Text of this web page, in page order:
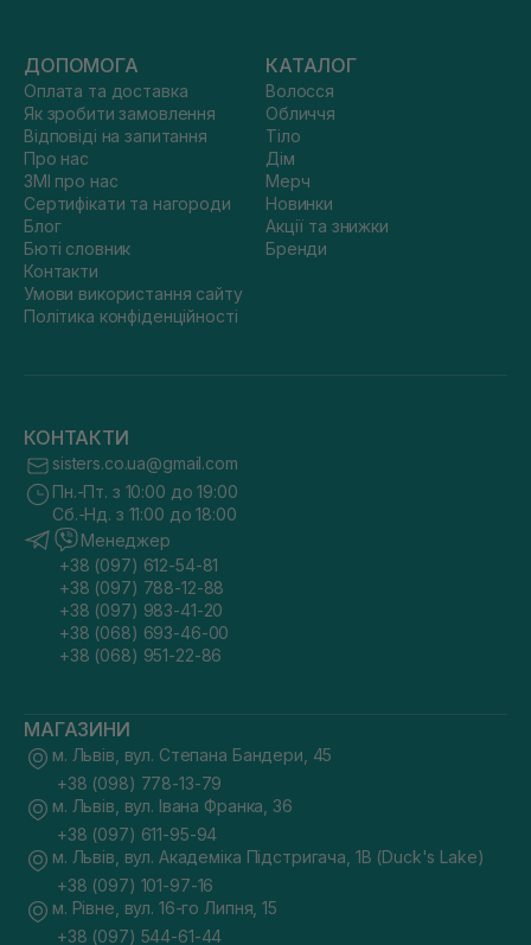
ДОПОМОГА
Оплата та доставка
Як зробити замовлення
Відповіді на запитання
Про нас
ЗМІ про нас
Сертифікати та нагороди
Блог
Бюті словник
Контакти
Умови використання сайту
Політика конфіденційності
КАТАЛОГ
Волосся
Обличчя
Тіло
Дім
Мерч
Новинки
Акції та знижки
Бренди
КОНТАКТИ
sisters.co.ua@gmail.com
Пн.-Пт. з 10:00 до 19:00
Сб.-Нд. з 11:00 до 18:00
Менеджер
+38 (097) 612-54-81
+38 (097) 788-12-88
+38 (097) 983-41-20
+38 (068) 693-46-00
+38 (068) 951-22-86
МАГАЗИНИ
м. Львів, вул. Степана Бандери, 45
+38 (098) 778-13-79
м. Львів, вул. Івана Франка, 36
+38 (097) 611-95-94
м. Львів, вул. Академіка Підстригача, 1В (Duck's Lake)
+38 (097) 101-97-16
м. Рівне, вул. 16-го Липня, 15
+38 (097) 544-61-44